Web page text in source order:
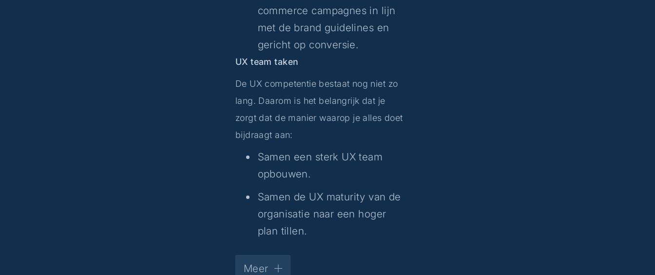
Samenwerken met anderen
om het design system af te
stemmen op bedrijfs- en
productdoelen, zoals
product-, design-,
development- en
marketingmedewerkers.
Beheren van governance-
processen voor het updaten
van componenten en het
vastgestelde proces volgen bij
het aandragen of aanpassen
van componenten.
Verantwoordelijk voor het
commerce campagnes in lijn
met de brand guidelines en
gericht op conversie.
Ontwerpbeslissingen
optimaliseren door middel van
data analyse (A/B testen) en
het samenwerken met
anderen zoals marketing- en
contentmedewerkers, de UX
researchers en UX/UI
Zorgen dat ontwerpen voor e-
mails geoptimaliseerd zijn
verschillende apparaten en e-
UX team taken
De UX competentie bestaat nog niet zo
lang. Daarom is het belangrijk dat je
zorgt dat de manier waarop je alles doet
bijdraagt aan:
Samen een sterk UX team
opbouwen.
Samen de UX maturity van de
organisatie naar een hoger
plan tillen.
UX advocacy.
Meer